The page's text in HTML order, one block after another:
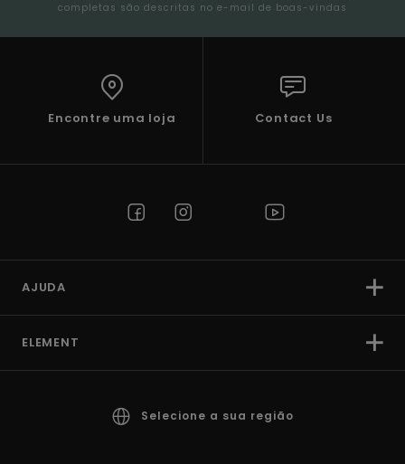
completas são descritas no e-mail de boas-vindas
Encontre uma loja Contact Us
AJUDA
ELEMENT
Selecione a sua região